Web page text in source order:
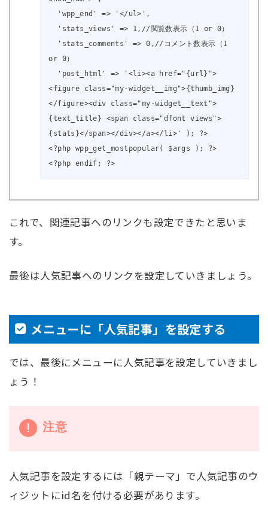
or 0）
<figure class="my-widget__img">{thumb_img}
</figure><div class="my-widget__text">
{text_title} <span class="dfont views">
{stats}</span></div></a></li>' ); ?>
<?php wpp_get_mostpopular( $args ); ?>
<?php endif; ?>
これで、関連記事へのリンクも設定できたと思いま
す。
最後は人気記事へのリンクを設定していきましょう。
メニューに「人気記事」を設定する
では、最後にメニューに人気記事を設定していきまし
ょう！
注意
人気記事を設定するには「親テーマ」で人気記事のウ
ィジットにid名を付ける必要があります。